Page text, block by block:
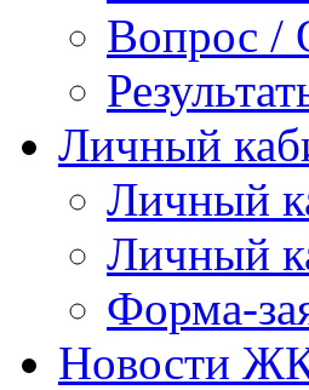
Вопрос /
Личный
Личный
Личный
Форма-
Новости